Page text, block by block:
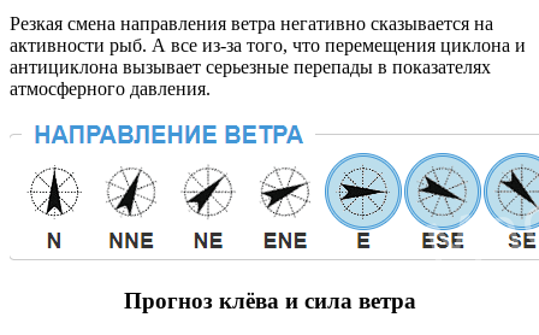
Резкая смена направления ветра негативно сказывается на
активности рыб. А все из-за того, что перемещения циклона и
антициклона вызывает серьезные перепады в показателях
атмосферного давления.
Прогноз клёва и сила ветра